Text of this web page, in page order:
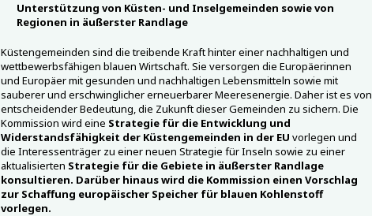
Unterstützung von Küsten- und Inselgemeinden sowie von
Regionen in äußerster Randlage
Küstengemeinden sind die treibende Kraft hinter einer nachhaltigen und
wettbewerbsfähigen blauen Wirtschaft. Sie versorgen die Europäerinnen
und Europäer mit gesunden und nachhaltigen Lebensmitteln sowie mit
sauberer und erschwinglicher erneuerbarer Meeresenergie. Daher ist es von
entscheidender Bedeutung, die Zukunft dieser Gemeinden zu sichern. Die
Kommission wird eine Strategie für die Entwicklung und
Widerstandsfähigkeit der Küstengemeinden in der EU vorlegen und
die Interessenträger zu einer neuen Strategie für Inseln sowie zu einer
aktualisierten Strategie für die Gebiete in äußerster Randlage
konsultieren. Darüber hinaus wird die Kommission einen Vorschlag
zur Schaffung europäischer Speicher für blauen Kohlenstoff
vorlegen.